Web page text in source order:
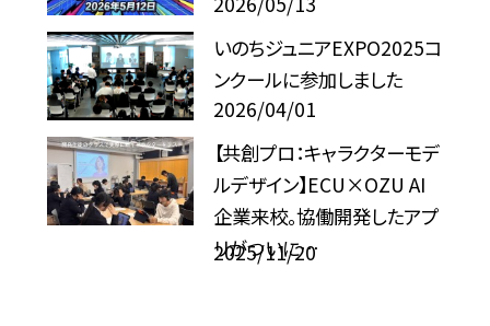
いのちジュニアEXPO2025コ
ンクールに参加しました
2026/04/01
【共創プロ：キャラクターモデ
ルデザイン】ECU×OZU AI
企業来校。協働開発したアプ
リがついに⋯
2025/11/20